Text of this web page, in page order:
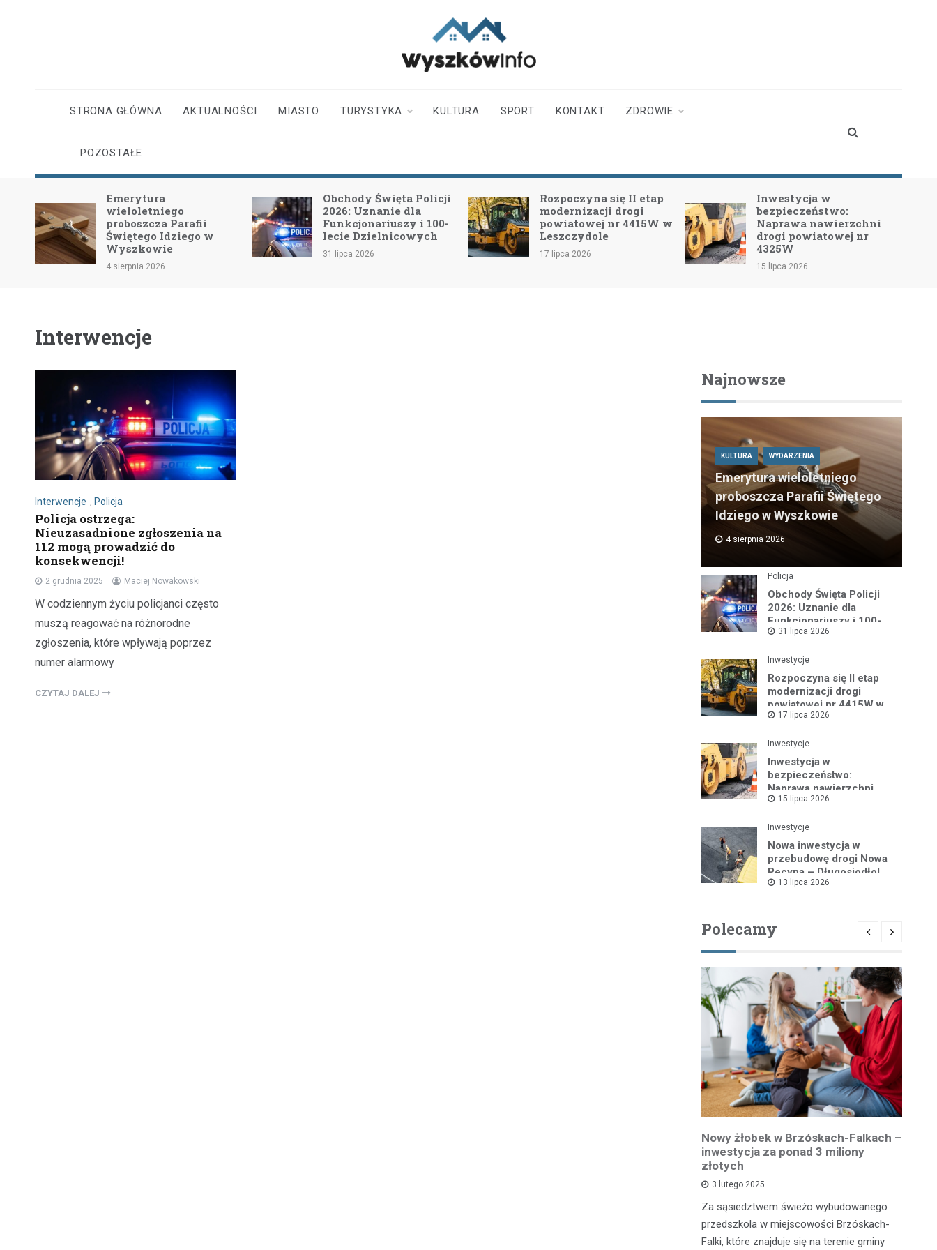
STRONA GŁÓWNA AKTUALNOŚCI MIASTO TURYSTYKA KULTURA SPORT KONTAKT ZDROWIE
POZOSTAŁE
Emerytura
wieloletniego
proboszcza Parafii
Świętego Idziego w
Wyszkowie
4 sierpnia 2026
Obchody Święta Policji
2026: Uznanie dla
Funkcjonariuszy i 100-
lecie Dzielnicowych
31 lipca 2026
Rozpoczyna się II etap
modernizacji drogi
powiatowej nr 4415W w
Leszczydole
17 lipca 2026
Inwestycja w
bezpieczeństwo:
Naprawa nawierzchni
drogi powiatowej nr
4325W
15 lipca 2026
Interwencje
Interwencje , Policja
Policja ostrzega:
Nieuzasadnione zgłoszenia na
112 mogą prowadzić do
konsekwencji!
2 grudnia 2025 Maciej Nowakowski
W codziennym życiu policjanci często
muszą reagować na różnorodne
zgłoszenia, które wpływają poprzez
numer alarmowy
CZYTAJ DALEJ
Najnowsze
KULTURA WYDARZENIA
Emerytura wieloletniego
proboszcza Parafii Świętego
Idziego w Wyszkowie
4 sierpnia 2026
Policja
Obchody Święta Policji
2026: Uznanie dla
Funkcjonariuszy i 100-
lecie Dzielnicowych
31 lipca 2026
Inwestycje
Rozpoczyna się II etap
modernizacji drogi
powiatowej nr 4415W w
Leszczydole
17 lipca 2026
Inwestycje
Inwestycja w
bezpieczeństwo:
Naprawa nawierzchni
drogi powiatowej nr
15 lipca 2026
Inwestycje
Nowa inwestycja w
przebudowę drogi Nowa
Pecyna – Długosiodło!
13 lipca 2026
Polecamy
Nowy żłobek w Brzóskach-Falkach –
inwestycja za ponad 3 miliony
złotych
3 lutego 2025
Za sąsiedztwem świeżo wybudowanego
przedszkola w miejscowości Brzóskach-
Falki, które znajduje się na terenie gminy